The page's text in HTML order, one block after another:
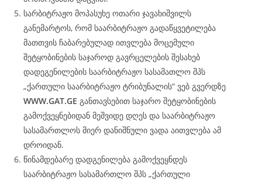
სარბიტრაჟო მოპასუხე ოთარი ჯავახიშვილს
განემარტოს, რომ საარბიტრაჟო გადაწყვეტილება
მათთვის ჩაბარებულად ითვლება მოცემული
შეტყობინების საჯაროდ გავრცელების შესახებ
დადეგენილების საარბიტრაჟო სასამათლო შპს
„ქართული საარბიტრაჟო ტრიბუნალის“ ვებ გვერდზე
WWW.GAT.GE განთავსებით საჯარო შეტყობინების
გამოქვეყნებიდან მეშვიდე დღეს და საარბიტრაჟო
სასამართლოს მიერ დანიშნული ვადა აითვლება ამ
დროიდან.
წინამდებარე დადგენილება გამოქვეყნდეს
საარბიტრაჟო სასამართლო შპს „ქართული